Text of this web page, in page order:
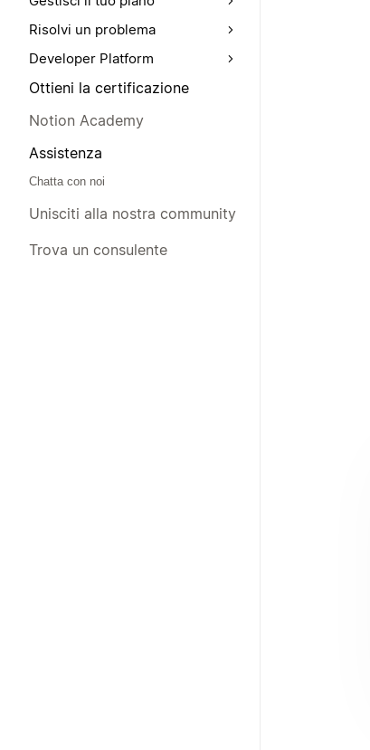
Risolvi un problema
Developer Platform
Ottieni la certificazione
Notion Academy
Assistenza
Chatta con noi
Unisciti alla nostra community
Trova un consulente